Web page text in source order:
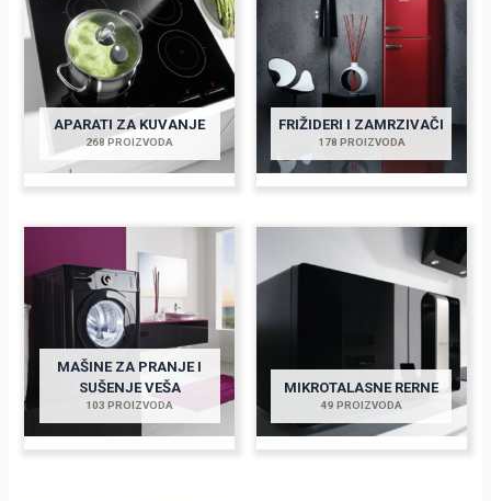
APARATI ZA KUVANJE
268 PROIZVODA
FRIŽIDERI I ZAMRZIVAČI
178 PROIZVODA
MAŠINE ZA PRANJE I
SUŠENJE VEŠA
103 PROIZVODA
MIKROTALASNE RERNE
49 PROIZVODA